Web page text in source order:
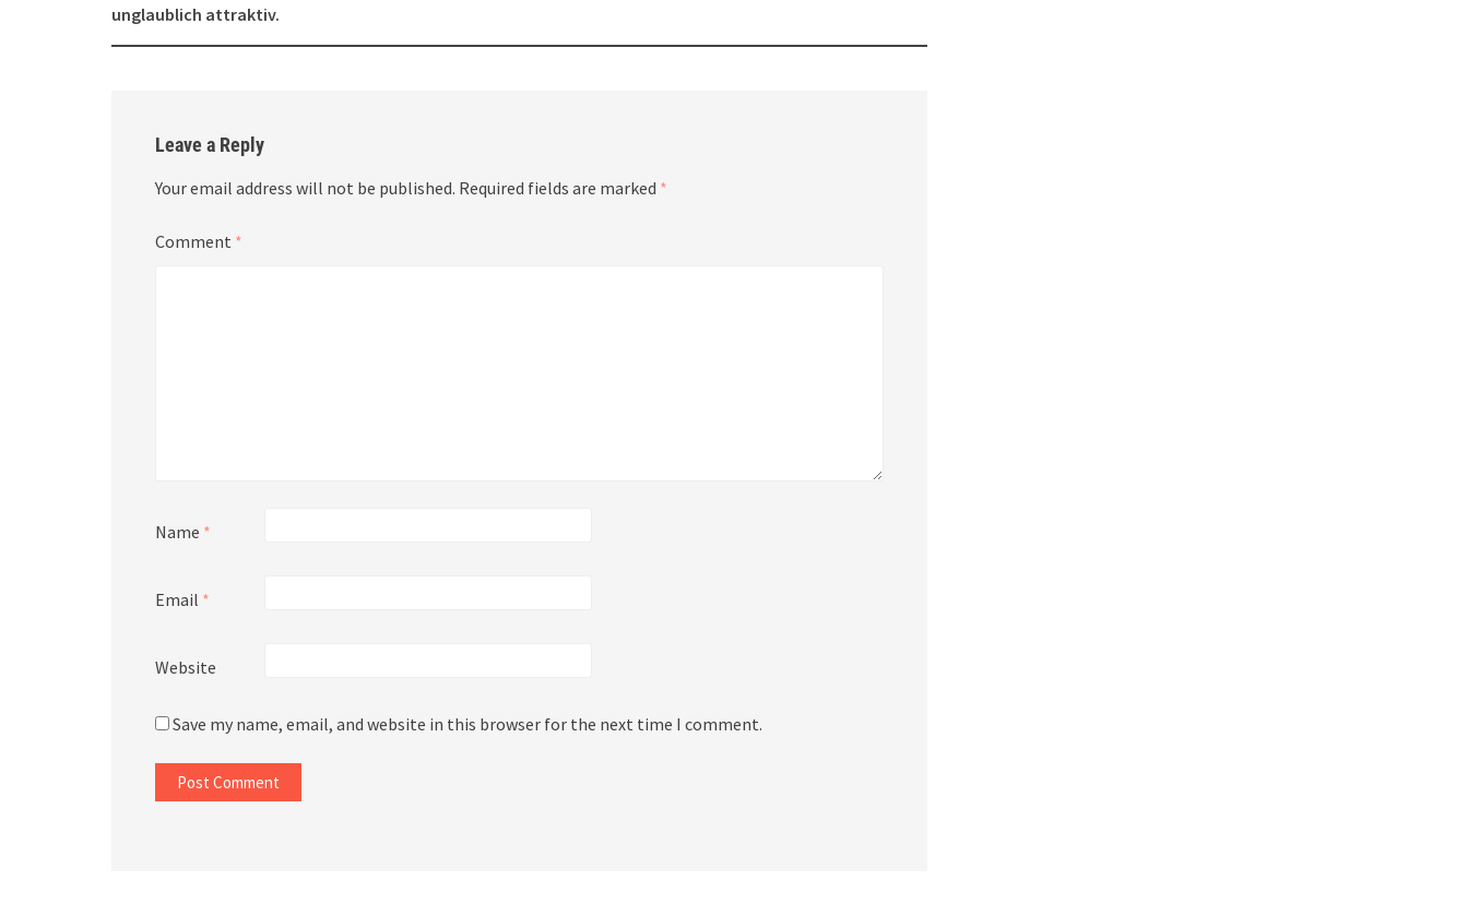
unglaublich attraktiv.
Leave a Reply
Your email address will not be published. Required fields are marked *
Comment *
Name *
Email *
Website
Save my name, email, and website in this browser for the next time I comment.